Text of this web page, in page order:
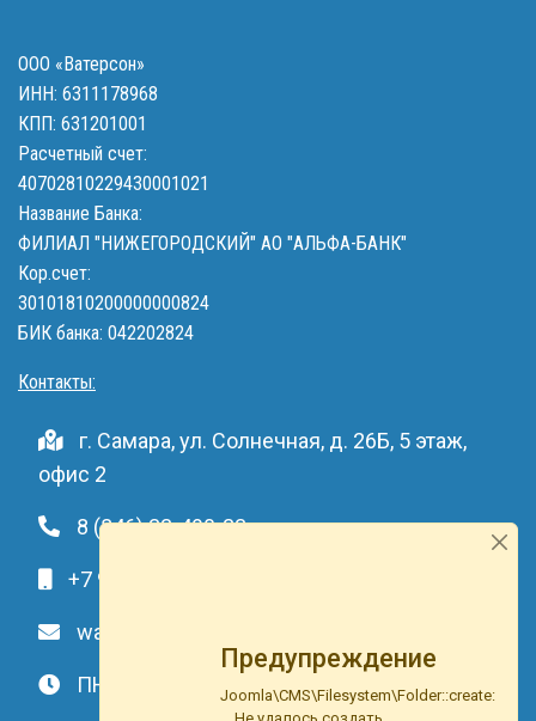
Предупреждение
Joomla\CMS\Filesystem\Folder::create:
ООО «Ватерсон»
ИНН: 6311178968
КПП: 631201001
Расчетный счет:
40702810229430001021
Название Банка:
ФИЛИАЛ "НИЖЕГОРОДСКИЙ" АО "АЛЬФА-БАНК"
Кор.счет:
30101810200000000824
БИК банка: 042202824
Контакты:
г. Самара, ул. Солнечная, д. 26Б, 5 этаж,
офис 2
8 (846) 33-490-33
+7 991-459-10-34
waterson-s@ya.ru
ПН-ВС: c 9.00 до 20.00